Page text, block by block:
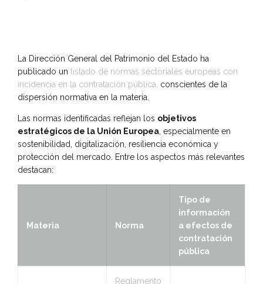
La Dirección General del Patrimonio del Estado ha
publicado un
listado de normas sectoriales europeas con
incidencia en la contratación pública, conscientes de la
dispersión normativa en la materia.
Las normas identificadas reflejan los objetivos
estratégicos de la Unión Europea , especialmente en
sostenibilidad, digitalización, resiliencia económica y
protección del mercado. Entre los aspectos más relevantes
destacan:
Materia Norma
Tipo de
información
a efectos de
contratación
pública
Reglamento